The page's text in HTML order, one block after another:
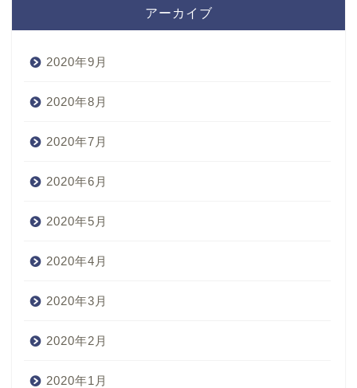
アーカイブ
2020年9月
2020年8月
2020年7月
2020年6月
2020年5月
2020年4月
2020年3月
2020年2月
2020年1月